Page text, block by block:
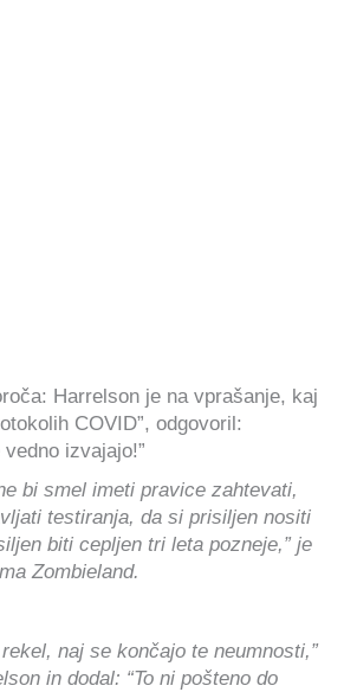
Harrelson je na vprašanje, kaj
COVID”, odgovoril:
izvajajo!”
bi smel imeti pravice zahtevati,
testiranja, da si prisiljen nositi
biti cepljen tri leta pozneje,” je
Zombieland.
naj se končajo te neumnosti,”
in dodal: “To ni pošteno do